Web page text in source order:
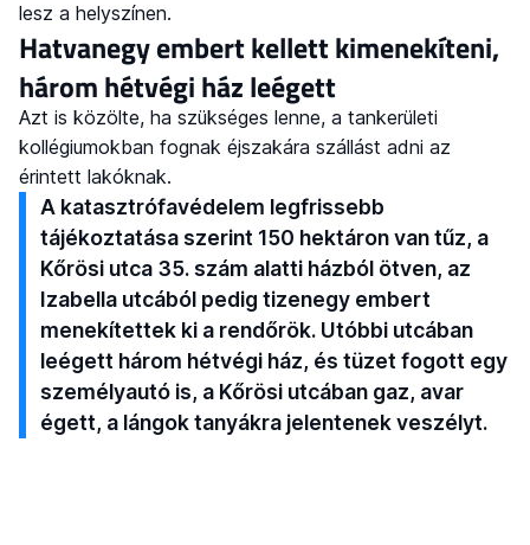
lesz a helyszínen.
Hatvanegy embert kellett kimenekíteni,
három hétvégi ház leégett
Azt is közölte, ha szükséges lenne, a tankerületi
kollégiumokban fognak éjszakára szállást adni az
érintett lakóknak.
A katasztrófavédelem legfrissebb
tájékoztatása szerint 150 hektáron van tűz, a
Kőrösi utca 35. szám alatti házból ötven, az
Izabella utcából pedig tizenegy embert
menekítettek ki a rendőrök. Utóbbi utcában
leégett három hétvégi ház, és tüzet fogott egy
személyautó is, a Kőrösi utcában gaz, avar
égett, a lángok tanyákra jelentenek veszélyt.